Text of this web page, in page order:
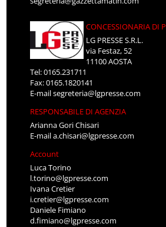
CONCESSIONARIA DI
LG PRESSE S.R.L.
via Festaz, 52
11100 AOSTA
Tel: 0165.231711
Fax: 0165.1820141
E-mailsegreteria@lgpresse.com
RESPONSABILE DI AGENZIA
Arianna Gori Chisari
E-maila.chisari@lgpresse.com
Account
Luca Torino
l.torino@lgpresse.com
Ivana Cretier
i.cretier@lgpresse.com
Daniele Fimiano
d.fimiano@lgpresse.com